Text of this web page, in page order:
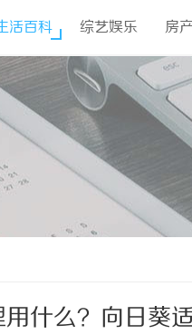
活百科 综艺娱乐 房
什么？向日葵